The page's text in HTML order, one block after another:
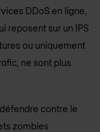
DDoS en ligne,
reposent sur un IPS
ou uniquement
ne sont plus
contre le
zombies